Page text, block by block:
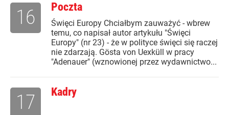
Poczta
Święci Europy Chciałbym zauważyć - wbrew
temu, co napisał autor artykułu "Święci
Europy" (nr 23) - że w polityce święci się raczej
nie zdarzają. Gösta von Uexküll w pracy
"Adenauer" (wznowionej przez wydawnictwo...
16
Kadry
17